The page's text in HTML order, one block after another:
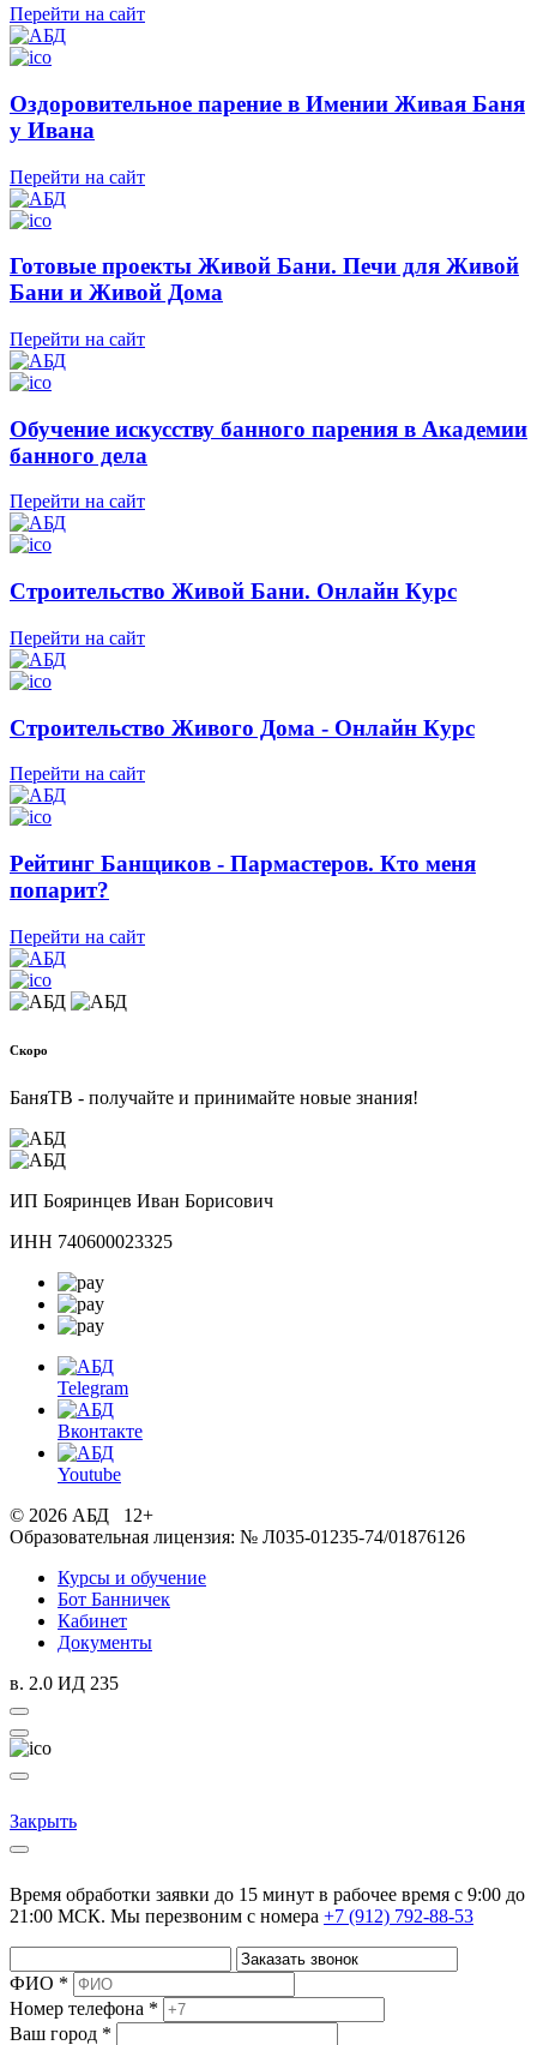
Перейти на сайт
Оздоровительное парение в Имении Живая Баня
у Ивана
Перейти на сайт
Готовые проекты Живой Бани. Печи для Живой
Бани и Живой Дома
Перейти на сайт
Обучение искусству банного парения в Академии
банного дела
Перейти на сайт
Строительство Живой Бани. Онлайн Курс
Перейти на сайт
Строительство Живого Дома - Онлайн Курс
Перейти на сайт
Рейтинг Банщиков - Пармастеров. Кто меня
попарит?
Перейти на сайт
Скоро
БаняТВ - получайте и принимайте новые знания!
ИП Бояринцев Иван Борисович
ИНН 740600023325
Telegram
Вконтакте
Youtube
© 2026 АБД 12+
Образовательная лицензия: № Л035-01235-74/01876126
Курсы и обучение
Бот Банничек
Кабинет
Документы
в. 2.0 ИД 235
Закрыть
Время обработки заявки до 15 минут в рабочее время c 9:00 до
21:00 МСК. Мы перезвоним с номера +7 (912) 792-88-53
ФИО *
Номер телефона *
Ваш город *